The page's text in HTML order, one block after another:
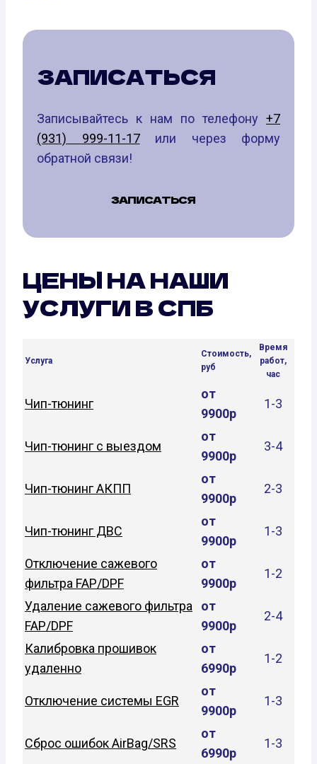
ЗАПИСАТЬСЯ
Записывайтесь к нам по телефону +7
(931) 999-11-17или через форму
обратной связи!
ЗАПИСАТЬСЯ
ЦЕНЫ НА НАШИ
УСЛУГИ В СПБ
Услуга
Стоимость,
руб
Время
работ,
час
Чип-тюнинг
от
9900р
1-3
Чип-тюнинг с выездом
от
9900р
3-4
Чип-тюнинг АКПП
от
9900р
2-3
Чип-тюнинг ДВС
от
9900р
1-3
Отключение сажевого
фильтра FAP/DPF
от
9900р
1-2
Удаление сажевого фильтра
FAP/DPF
от
9900р
2-4
Калибровка прошивок
удаленно
от
6990р
1-2
Отключение системы EGR
от
9900р
1-3
Сброс ошибок AirBag/SRS
от
6990р
1-3